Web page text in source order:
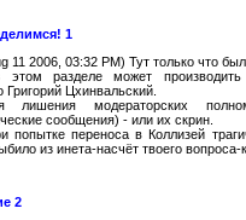
1
11 2006, 03:32 PM) Тут только что
разделе может производить
Григорий Цхинвальский.
лишения модераторских
сообщения) - или их скрин.
попытке переноса в Коллизей
из инета-насчёт твоего вопроса-
2